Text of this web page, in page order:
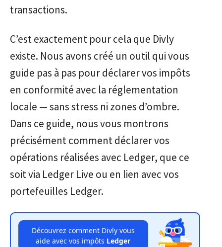
transactions.
C’est exactement pour cela que Divly
existe. Nous avons créé un outil qui vous
guide pas à pas pour déclarer vos impôts
en conformité avec la réglementation
locale — sans stress ni zones d’ombre.
Dans ce guide, nous vous montrons
précisément comment déclarer vos
opérations réalisées avec Ledger, que ce
soit via Ledger Live ou en lien avec vos
portefeuilles Ledger.
Découvrez comment Divly vous
aide avec vos impôts Ledger